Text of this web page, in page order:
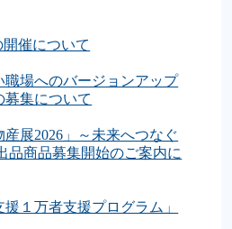
催について
職場へのバージョンアップ
募集について
産展2026」～未来へつなぐ
品商品募集開始のご案内に
援１万者支援プログラム」